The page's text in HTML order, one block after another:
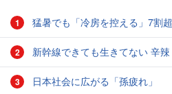
1 猛暑でも「冷房を控える」7割超
2 新幹線できても生きてない 辛辣
3 日本社会に広がる「孫疲れ」